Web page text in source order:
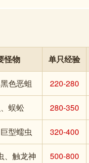
怪物 单只经验
色恶蛆 220-280
蜈蚣 280-350
型蠕虫 320-400
、触龙神 500-800